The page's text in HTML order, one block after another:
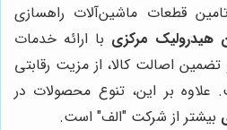
قطعات ماشین‌آلات راهسازی
هیدرولیک مرکزی با ارائه خدمات
اصالت کالا، از مزیت رقابتی
علاوه بر این، تنوع محصولات در
بیشتر از شرکت "الف" است.